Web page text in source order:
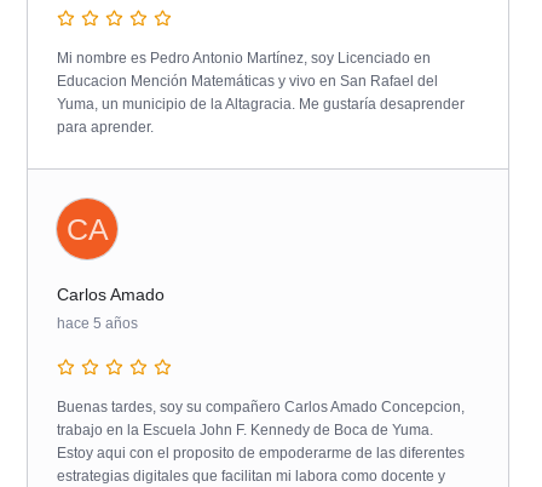
Mi nombre es Pedro Antonio Martínez, soy Licenciado en
Educacion Mención Matemáticas y vivo en San Rafael del
Yuma, un municipio de la Altagracia. Me gustaría desaprender
para aprender.
CA
Carlos Amado
hace 5 años
Buenas tardes, soy su compañero Carlos Amado Concepcion,
trabajo en la Escuela John F. Kennedy de Boca de Yuma.
Estoy aqui con el proposito de empoderarme de las diferentes
estrategias digitales que facilitan mi labora como docente y